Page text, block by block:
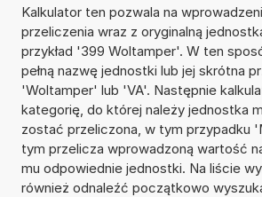
Kalkulator ten pozwala na
przeliczenia wraz z oryginalną
przykład '399 Woltamper'. W ten
pełną nazwę jednostki lub jej skrótna
'Woltamper' lub 'VA'. Następnie
kategorię, do której należy jednostka
zostać przeliczona, w tym przypadku
tym przelicza wprowadzoną wartość
mu odpowiednie jednostki. Na liście
również odnaleźć początkowo